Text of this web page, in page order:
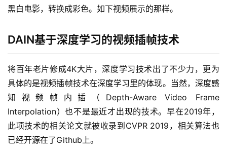
黑白电影，转换成彩色。如下视频展示的那样。
DAIN基于深度学习的视频插帧技术
将百年老片修成4K大片，深度学习技术出了不少力，更为
具体的是视频插帧技术在深度学习里的体现。当然，深度感
知视频帧内插（Depth-Aware Video Frame
Interpolation）也不是最近才出现的技术。早在2019年，
此项技术的相关论文就被收录到CVPR 2019，相关算法也
已经开源在了Github上。